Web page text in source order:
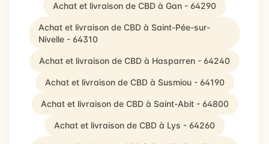
Achat et livraison de CBD à Gan - 64290
Achat et livraison de CBD à Saint-Pée-sur-
Nivelle - 64310
Achat et livraison de CBD à Hasparren - 64240
Achat et livraison de CBD à Susmiou - 64190
Achat et livraison de CBD à Saint-Abit - 64800
Achat et livraison de CBD à Lys - 64260